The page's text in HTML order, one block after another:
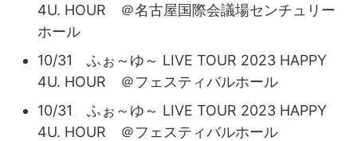
4U. HOUR ＠名古屋国際会議場センチュリー
ホール
10/31 ふぉ～ゆ～ LIVE TOUR 2023 HAPPY
4U. HOUR ＠フェスティバルホール
10/31 ふぉ～ゆ～ LIVE TOUR 2023 HAPPY
4U. HOUR ＠フェスティバルホール